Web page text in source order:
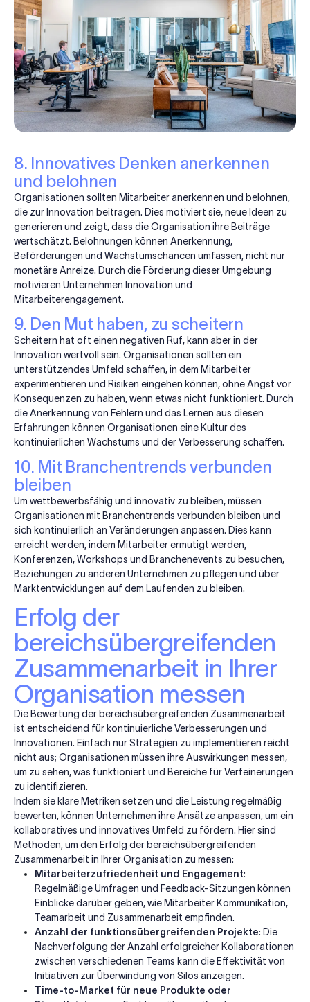
8. Innovatives Denken anerkennen
und belohnen
Organisationen sollten Mitarbeiter anerkennen und belohnen,
die zur Innovation beitragen. Dies motiviert sie, neue Ideen zu
generieren und zeigt, dass die Organisation ihre Beiträge
wertschätzt. Belohnungen können Anerkennung,
Beförderungen und Wachstumschancen umfassen, nicht nur
monetäre Anreize. Durch die Förderung dieser Umgebung
motivieren Unternehmen Innovation und
Mitarbeiterengagement.
9. Den Mut haben, zu scheitern
Scheitern hat oft einen negativen Ruf, kann aber in der
Innovation wertvoll sein. Organisationen sollten ein
unterstützendes Umfeld schaffen, in dem Mitarbeiter
experimentieren und Risiken eingehen können, ohne Angst vor
Konsequenzen zu haben, wenn etwas nicht funktioniert. Durch
die Anerkennung von Fehlern und das Lernen aus diesen
Erfahrungen können Organisationen eine Kultur des
kontinuierlichen Wachstums und der Verbesserung schaffen.
10. Mit Branchentrends verbunden
bleiben
Um wettbewerbsfähig und innovativ zu bleiben, müssen
Organisationen mit Branchentrends verbunden bleiben und
sich kontinuierlich an Veränderungen anpassen. Dies kann
erreicht werden, indem Mitarbeiter ermutigt werden,
Konferenzen, Workshops und Branchenevents zu besuchen,
Beziehungen zu anderen Unternehmen zu pflegen und über
Marktentwicklungen auf dem Laufenden zu bleiben.
Erfolg der
bereichsübergreifenden
Zusammenarbeit in Ihrer
Organisation messen
Die Bewertung der bereichsübergreifenden Zusammenarbeit
ist entscheidend für kontinuierliche Verbesserungen und
Innovationen. Einfach nur Strategien zu implementieren reicht
nicht aus; Organisationen müssen ihre Auswirkungen messen,
um zu sehen, was funktioniert und Bereiche für Verfeinerungen
zu identifizieren.
Indem sie klare Metriken setzen und die Leistung regelmäßig
bewerten, können Unternehmen ihre Ansätze anpassen, um ein
kollaboratives und innovatives Umfeld zu fördern. Hier sind
Methoden, um den Erfolg der bereichsübergreifenden
Zusammenarbeit in Ihrer Organisation zu messen:
Mitarbeiterzufriedenheit und Engagement:
Regelmäßige Umfragen und Feedback-Sitzungen können
Einblicke darüber geben, wie Mitarbeiter Kommunikation,
Teamarbeit und Zusammenarbeit empfinden.
Anzahl der funktionsübergreifenden Projekte: Die
Nachverfolgung der Anzahl erfolgreicher Kollaborationen
zwischen verschiedenen Teams kann die Effektivität von
Initiativen zur Überwindung von Silos anzeigen.
Time-to-Market für neue Produkte oder